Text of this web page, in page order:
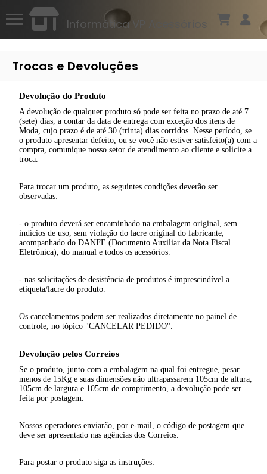
Informática VP Acessórios
Trocas e Devoluções
Devolução do Produto
A devolução de qualquer produto só pode ser feita no prazo de até 7
(sete) dias, a contar da data de entrega com exceção dos itens de
Moda, cujo prazo é de até 30 (trinta) dias corridos. Nesse período, se
o produto apresentar defeito, ou se você não estiver satisfeito(a) com a
compra, comunique nosso setor de atendimento ao cliente e solicite a
troca.
Para trocar um produto, as seguintes condições deverão ser
observadas:
- o produto deverá ser encaminhado na embalagem original, sem
indícios de uso, sem violação do lacre original do fabricante,
acompanhado do DANFE (Documento Auxiliar da Nota Fiscal
Eletrônica), do manual e todos os acessórios.
- nas solicitações de desistência de produtos é imprescindível a
etiqueta/lacre do produto.
Os cancelamentos podem ser realizados diretamente no painel de
controle, no tópico "CANCELAR PEDIDO".
Devolução pelos Correios
Se o produto, junto com a embalagem na qual foi entregue, pesar
menos de 15Kg e suas dimensões não ultrapassarem 105cm de altura,
105cm de largura e 105cm de comprimento, a devolução pode ser
feita por postagem.
Nossos operadores enviarão, por e-mail, o código de postagem que
deve ser apresentado nas agências dos Correios.
Para postar o produto siga as instruções: